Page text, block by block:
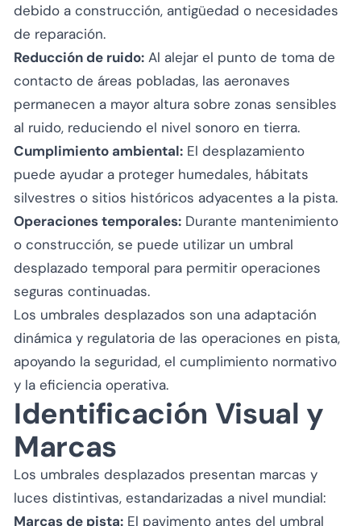
debido a construcción, antigüedad o necesidades
de reparación.
Reducción de ruido: Al alejar el punto de toma de
contacto de áreas pobladas, las aeronaves
permanecen a mayor altura sobre zonas sensibles
al ruido, reduciendo el nivel sonoro en tierra.
Cumplimiento ambiental: El desplazamiento
puede ayudar a proteger humedales, hábitats
silvestres o sitios históricos adyacentes a la pista.
Operaciones temporales: Durante mantenimiento
o construcción, se puede utilizar un umbral
desplazado temporal para permitir operaciones
seguras continuadas.
Los umbrales desplazados son una adaptación
dinámica y regulatoria de las operaciones en pista,
apoyando la seguridad, el cumplimiento normativo
y la eficiencia operativa.
Identificación Visual y
Marcas
Los umbrales desplazados presentan marcas y
luces distintivas, estandarizadas a nivel mundial:
Marcas de pista: El pavimento antes del umbral